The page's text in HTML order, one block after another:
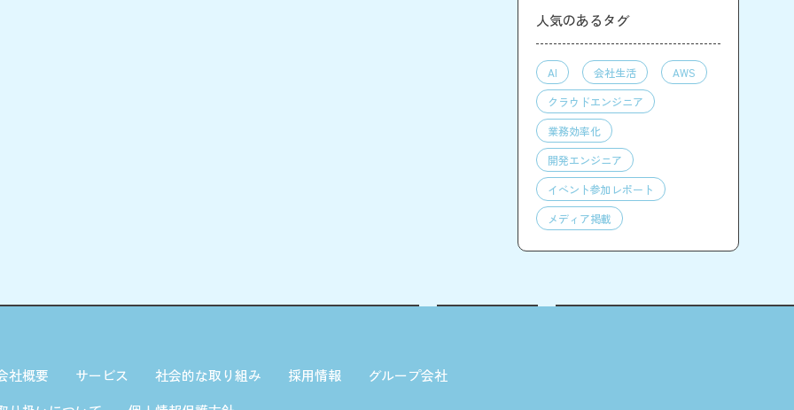
人気のあるタグ
AI 会社生活
AWS
クラウドエンジニア
業務効率化
開発エンジニア
イベント参加レポート
メディア掲載
社概要 サービス 社会的な取り組み 採用情報
グループ会社